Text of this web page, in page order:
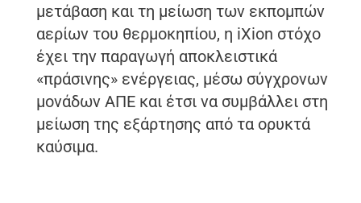
μετάβαση και τη μείωση των εκπομπών
αερίων του θερμοκηπίου, η iXion στόχο
έχει την παραγωγή αποκλειστικά
«πράσινης» ενέργειας, μέσω σύγχρονων
μονάδων ΑΠΕ και έτσι να συμβάλλει στη
μείωση της εξάρτησης από τα ορυκτά
καύσιμα.